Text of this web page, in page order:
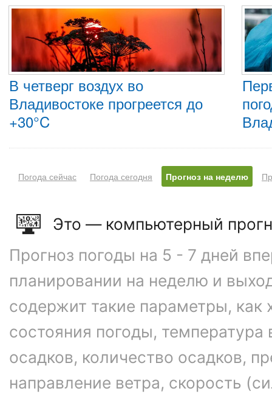
В четверг воздух во
Владивостоке прогреется до
+30°C
Погода сейчас Погода сегодня Прогноз на неделю
Это — компьютерный
Прогноз погоды на 5 - 7 дней
планировании на неделю и
содержит такие параметры, как
состояния погоды, температура
осадков, количество осадков,
направление ветра, скорость